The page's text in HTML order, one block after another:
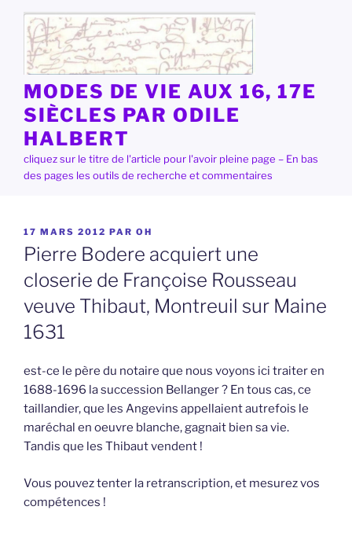
contenu
principal
MODES DE VIE AUX 16, 17E
SIÈCLES PAR ODILE
HALBERT
cliquez sur le titre de l'article pour l'avoir pleine page – En bas
des pages les outils de recherche et commentaires
PUBLIÉ
LE
17 MARS 2012 PAR OH
Pierre Bodere acquiert une
closerie de Françoise Rousseau
veuve Thibaut, Montreuil sur Maine
1631
est-ce le père du notaire que nous voyons ici traiter en
1688-1696 la succession Bellanger ? En tous cas, ce
taillandier, que les Angevins appellaient autrefois le
maréchal en oeuvre blanche, gagnait bien sa vie.
Tandis que les Thibaut vendent !
Vous pouvez tenter la retranscription, et mesurez vos
compétences !